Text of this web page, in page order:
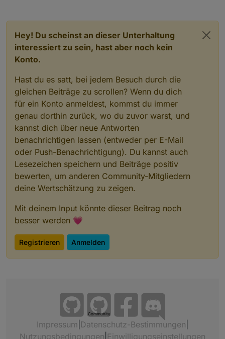
Hey! Du scheinst an dieser Unterhaltung
interessiert zu sein, hast aber noch kein
Konto.
Hast du es satt, bei jedem Besuch durch die
gleichen Beiträge zu scrollen? Wenn du dich
für ein Konto anmeldest, kommst du immer
genau dorthin zurück, wo du zuvor warst, und
kannst dich über neue Antworten
benachrichtigen lassen (entweder per E-Mail
oder Push-Benachrichtigung). Du kannst auch
Lesezeichen speichern und Beiträge positiv
bewerten, um anderen Community-Mitgliedern
deine Wertschätzung zu zeigen.
Mit deinem Input könnte dieser Beitrag noch
besser werden 💗
Registrieren Anmelden
Community
Impressum Datenschutz-Bestimmungen
Nutzungsbedingungen Einwilligungseinstellungen